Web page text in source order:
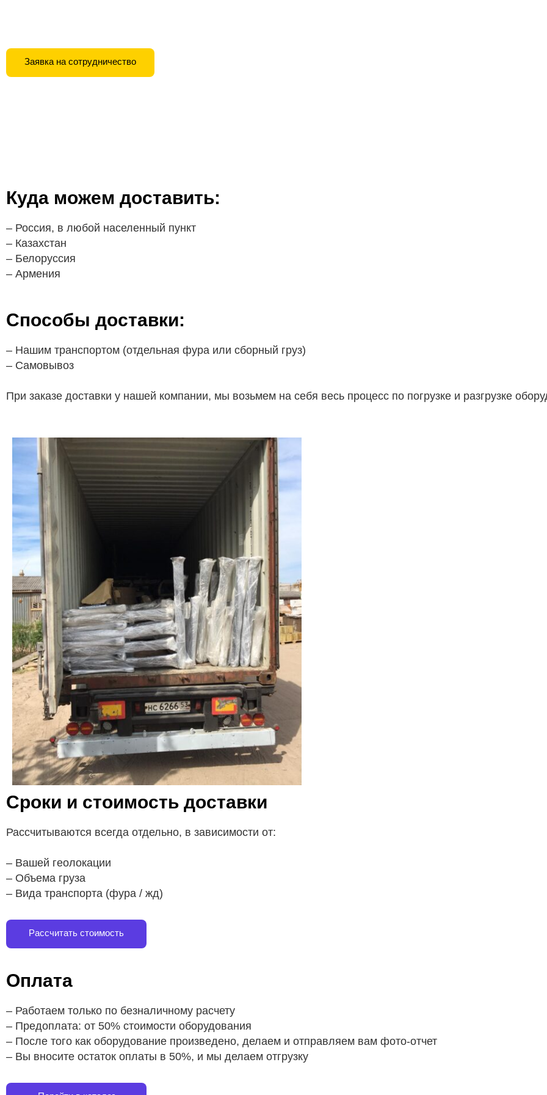
Заявка на сотрудничество
Куда можем доставить:
– Россия, в любой населенный пункт
– Казахстан
– Белоруссия
– Армения
Способы доставки:
– Нашим транспортом (отдельная фура или сборный груз)
– Самовывоз
При заказе доставки у нашей компании, мы возьмем на себя весь процесс по погрузке и разгрузке
Сроки и стоимость доставки
Рассчитываются всегда отдельно, в зависимости от:
– Вашей геолокации
– Объема груза
– Вида транспорта (фура / жд)
Рассчитать стоимость
Оплата
– Работаем только по безналичному расчету
– Предоплата: от 50% стоимости оборудования
– После того как оборудование произведено, делаем и отправляем вам фото-отчет
– Вы вносите остаток оплаты в 50%, и мы делаем отгрузку